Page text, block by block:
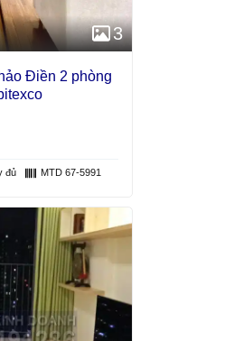
3
Điền 2 phòng
đủ MTD 67-5991